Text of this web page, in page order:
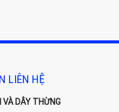
LIÊN HỆ
VÀ DÂY THỪNG